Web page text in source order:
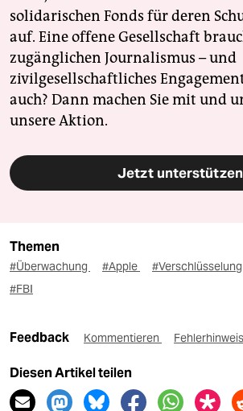
solidarischen Fonds für deren
auf. Eine offene Gesellschaft
zugänglichen Journalismus – und
zivilgesellschaftliches
auch? Dann machen Sie mit und
unsere Aktion.
Jetzt unterstützen
Themen
#Überwachung #Apple #Verschlüsselung
#FBI
Feedback Kommentieren Fehlerhinweis
Diesen Artikel teilen